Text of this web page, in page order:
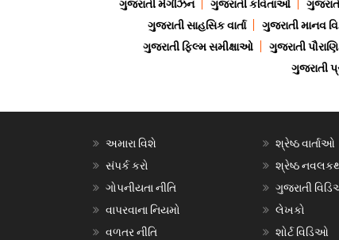
ગુજરાતી મેગેઝિન
ગુજરાતી કવિતાઓ
ગુજરાતી સાહસિક વાર્તા
ગુજરાતી માનવ
ગુજરાતી ફિલ્મ સમીક્ષાઓ
ગુજરાતી
ગુજરાતી
અમારા વિશે
સંપર્ક કરો
ગોપનીયતા નીતિ
વાપરવાના નિયમો
વળતર નીતિ
શ્રેષ્ઠ વાર્તાઓ
શ્રેષ્ઠ
ગુજરાતી
લેખકો
શોર્ટ વિડિઓ